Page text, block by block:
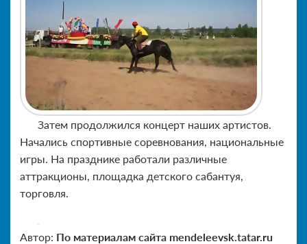
Затем продолжился концерт наших артистов.
Начались спортивные соревнования, национальные
игры. На празднике работали различные
аттракционы, площадка детского сабантуя,
торговля.
Автор: По материалам сайта mendeleevsk.tatar.ru